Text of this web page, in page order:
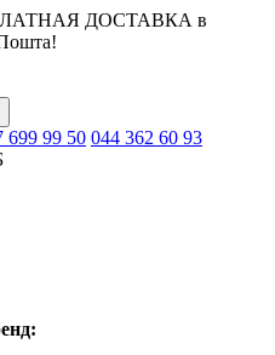
ДОСТАВКА в
699 99 50 044 362 60 93